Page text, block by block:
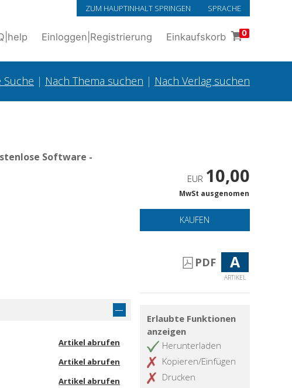
ZUM HAUPTINHALT SPRINGEN SPRACHE
help Einloggen Registrierung Einkaufskorb 0
Suche | Nach Thema suchen | Nach Verlag suchen
Software -
Artikel abrufen
Artikel abrufen
Artikel abrufen
EUR 10,00
MwSt ausgenomen
KAUFEN
PDF A
ARTIKEL
Erlaubte Funktionen
anzeigen
Herunterladen
Kopieren/Einfügen
Drucken